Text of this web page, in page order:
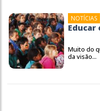
NOTÍCIAS
Educar
Muito do
da visão...